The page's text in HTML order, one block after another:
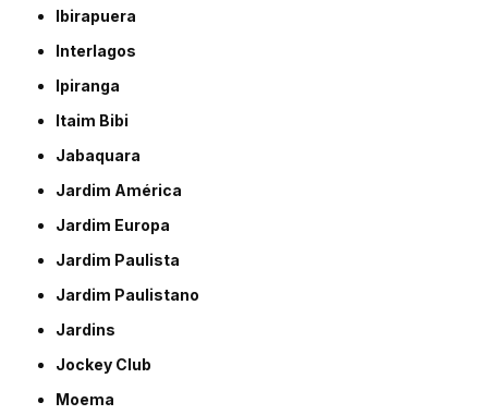
Ibirapuera
Interlagos
Ipiranga
Itaim Bibi
Jabaquara
Jardim América
Jardim Europa
Jardim Paulista
Jardim Paulistano
Jardins
Jockey Club
Moema